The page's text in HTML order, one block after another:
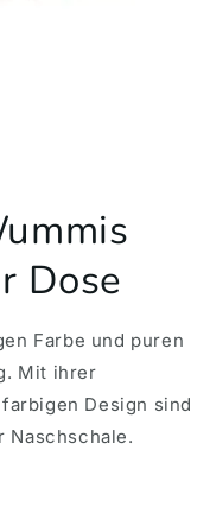
Dose
Farbe und puren
Mit ihrer
Design sind
Naschschale.